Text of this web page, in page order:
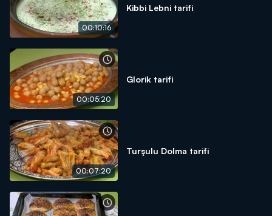
00:10:16
Kibbi Lebni tarifi
00:05:20
Glorik tarifi
00:07:20
Turşulu Dolma tarifi